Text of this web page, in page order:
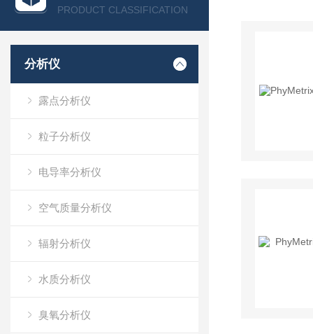
PRODUCT CLASSIFICATION
分析仪
露点分析仪
粒子分析仪
电导率分析仪
空气质量分析仪
辐射分析仪
水质分析仪
臭氧分析仪